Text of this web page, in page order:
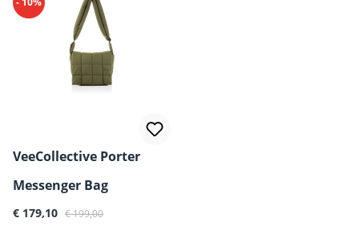
VeeCollective Porter
Messenger Bag
Verkaufspreis:
€ 179,10 Regulärer Preis:
€ 199,00